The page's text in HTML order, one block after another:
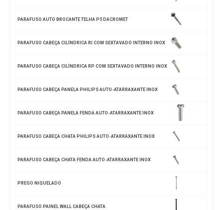
PARAFUSO AUTO BROCANTE TELHA P5 DACROMET
PARAFUSO CABEÇA CILÍNDRICA RI COM SEXTAVADO INTERNO INOX
PARAFUSO CABEÇA CILÍNDRICA RP COM SEXTAVADO INTERNO INOX
PARAFUSO CABEÇA PANELA PHILIPS AUTO-ATARRAXANTE INOX
PARAFUSO CABEÇA PANELA FENDA AUTO-ATARRAXANTE INOX
PARAFUSO CABEÇA CHATA PHILIPS AUTO-ATARRAXANTE INOX
PARAFUSO CABEÇA CHATA FENDA AUTO-ATARRAXANTE INOX
PREGO NIQUELADO
PARAFUSO PAINEL WALL CABEÇA CHATA